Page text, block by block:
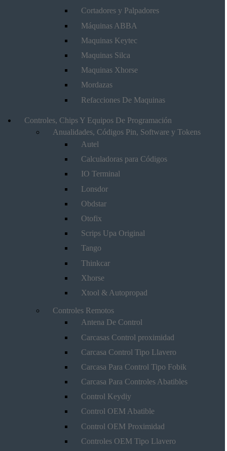
Cortadores y Palpadores
Máquinas ABBA
Maquinas Keytec
Maquinas Silca
Maquinas Xhorse
Mordazas
Refacciones De Maquinas
Controles, Chips Y Equipos De Programación
Anualidades, Códigos Pin, Software y Tokens
Autel
Calculadoras para Códigos
IO Terminal
Lonsdor
Obdstar
Otofix
Scrips Upa Original
Tango
Thinkcar
Xhorse
Xtool & Autopropad
Controles Remotos
Antena De Control
Carcasas Control proximidad
Carcasa Control Tipo Llavero
Carcasa Para Control Tipo Fobik
Carcasa Para Controles Abatibles
Control Keydiy
Control OEM Abatible
Control OEM Proximidad
Controles OEM Tipo Llavero